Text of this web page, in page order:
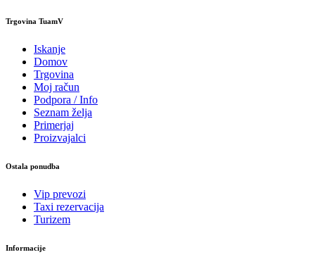
Trgovina TuamV
Iskanje
Domov
Trgovina
Moj račun
Podpora / Info
Seznam želja
Primerjaj
Proizvajalci
Ostala ponudba
Vip prevozi
Taxi rezervacija
Turizem
Informacije